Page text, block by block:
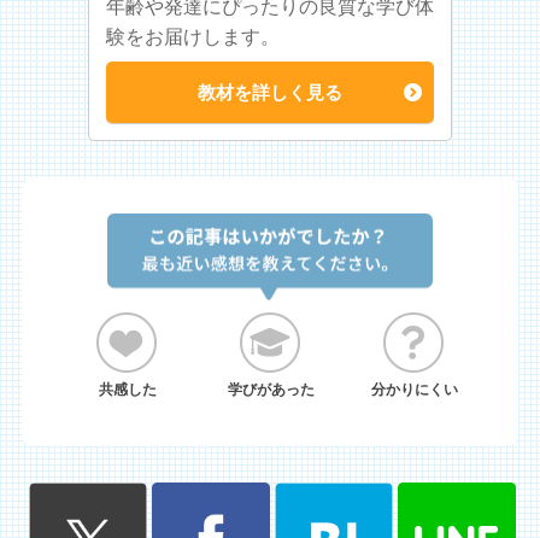
年齢や発達にぴったりの良質な学び体
験をお届けします。
教材を詳しく見る
共感した 学びがあった 分かりにくい